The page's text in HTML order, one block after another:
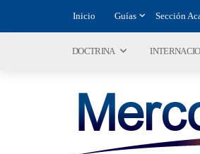
Inicio Guías Sección
DOCTRINA